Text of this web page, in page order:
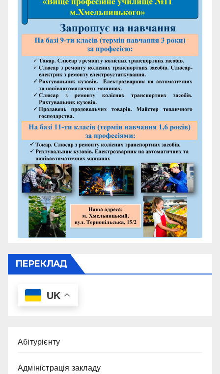
ПЕРЕКЛАД
UK
Абітурієнту
Адміністрація закладу